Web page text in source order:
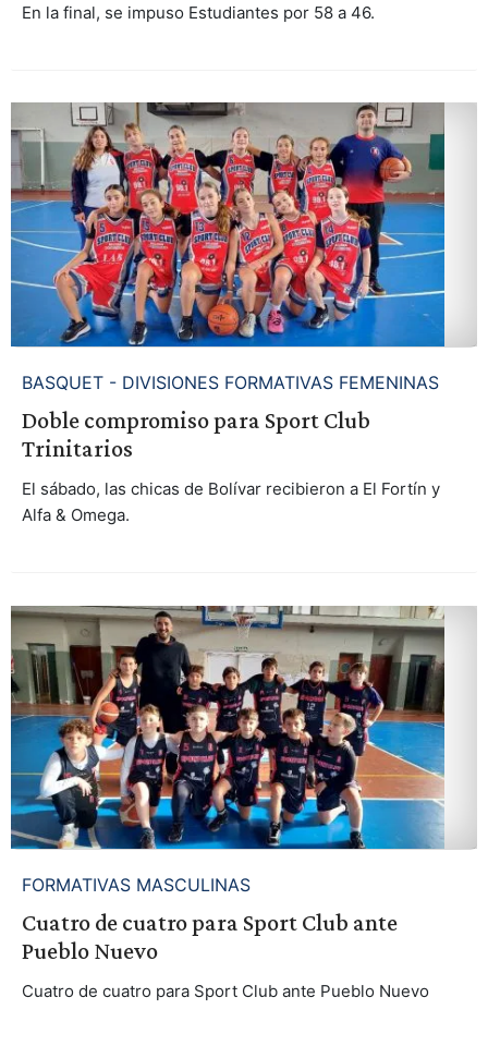
En la final, se impuso Estudiantes por 58 a 46.
BASQUET - DIVISIONES FORMATIVAS FEMENINAS
Doble compromiso para Sport Club
Trinitarios
El sábado, las chicas de Bolívar recibieron a El Fortín y
Alfa & Omega.
FORMATIVAS MASCULINAS
Cuatro de cuatro para Sport Club ante
Pueblo Nuevo
Cuatro de cuatro para Sport Club ante Pueblo Nuevo